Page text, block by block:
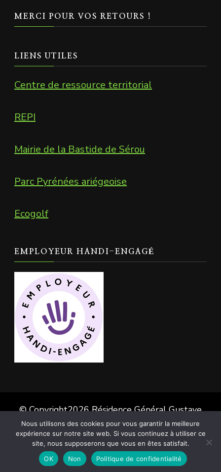
MERCI POUR VOS RETOURS !
LIENS UTILES
Centre de ressource territorial
REPI
Mairie de la Bastide de Sérou
Parc Pyrénées ariégeoise
Ecogolf
EMPLOYEUR HANDI-ENGAGÉ
© Copyright2026Résidence Général Gustave
PEDOYA. Tous droits réservés. Chic Lite |
Developed ByRara Themes. Powered by
WordPress.
Nous utilisons des cookies pour vous garantir la meilleure
expérience sur notre site web. Si vous continuez à utiliser ce
site, nous supposerons que vous en êtes satisfait.
OK
Non Politique de confidentialité